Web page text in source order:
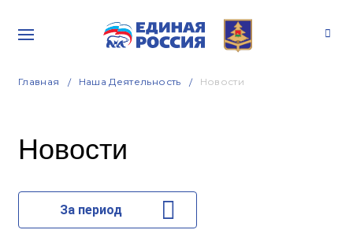
Главная Наша Деятельность Новости
Новости
За период